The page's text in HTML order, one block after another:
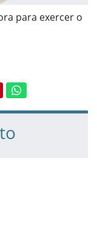
para exercer o
WhatsApp